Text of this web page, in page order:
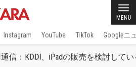
MENU
Instagram YouTube TikTok Googleニ
信：KDDI、iPadの販売を検討して